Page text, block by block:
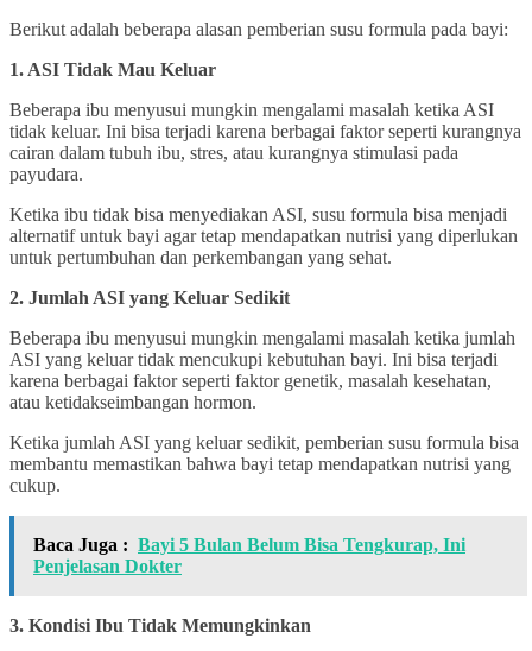
Berikut adalah beberapa alasan pemberian susu formula pada bayi:
1. ASI Tidak Mau Keluar
Beberapa ibu menyusui mungkin mengalami masalah ketika ASI
tidak keluar. Ini bisa terjadi karena berbagai faktor seperti kurangnya
cairan dalam tubuh ibu, stres, atau kurangnya stimulasi pada
payudara.
Ketika ibu tidak bisa menyediakan ASI, susu formula bisa menjadi
alternatif untuk bayi agar tetap mendapatkan nutrisi yang diperlukan
untuk pertumbuhan dan perkembangan yang sehat.
2. Jumlah ASI yang Keluar Sedikit
Beberapa ibu menyusui mungkin mengalami masalah ketika jumlah
ASI yang keluar tidak mencukupi kebutuhan bayi. Ini bisa terjadi
karena berbagai faktor seperti faktor genetik, masalah kesehatan,
atau ketidakseimbangan hormon.
Ketika jumlah ASI yang keluar sedikit, pemberian susu formula bisa
membantu memastikan bahwa bayi tetap mendapatkan nutrisi yang
cukup.
Baca Juga : Bayi 5 Bulan Belum Bisa Tengkurap, Ini
Penjelasan Dokter
3. Kondisi Ibu Tidak Memungkinkan